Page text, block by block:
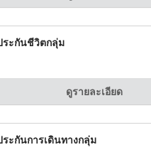
ระกันชีวิตกลุ่ม
ดูรายละเอียด
ระกันการเดินทางกลุ่ม